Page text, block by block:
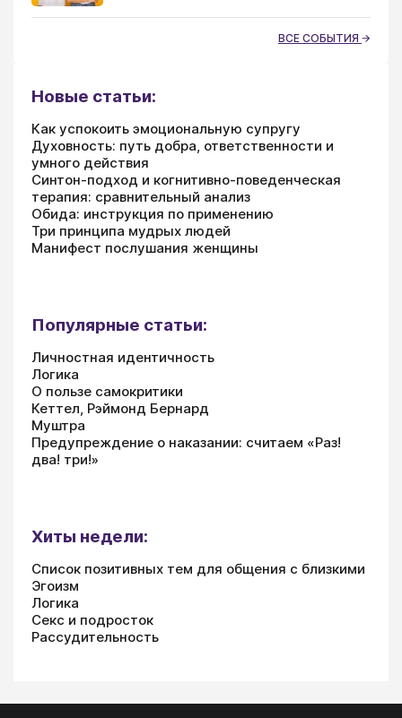
ВСЕ СОБЫТИЯ
Новые статьи:
Как успокоить эмоциональную супругу
Духовность: путь добра, ответственности и
умного действия
Синтон-подход и когнитивно-поведенческая
терапия: сравнительный анализ
Обида: инструкция по применению
Три принципа мудрых людей
Манифест послушания женщины
Популярные статьи:
Личностная идентичность
Логика
О пользе самокритики
Кеттел, Рэймонд Бернард
Муштра
Предупреждение о наказании: считаем «Раз!
два! три!»
Хиты недели:
Список позитивных тем для общения с близкими
Эгоизм
Логика
Секс и подросток
Рассудительность